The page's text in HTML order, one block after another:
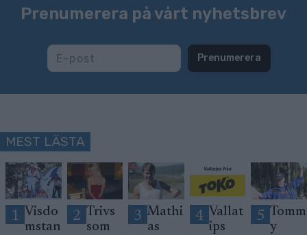
Prenumerera på vårt nyhetsbrev
Prenumerera
MEST LÄSTA
1 Visdo
mstan
2 Trivs
som
3 Mathi
as
4 Vallat
ips
5 Tomm
y